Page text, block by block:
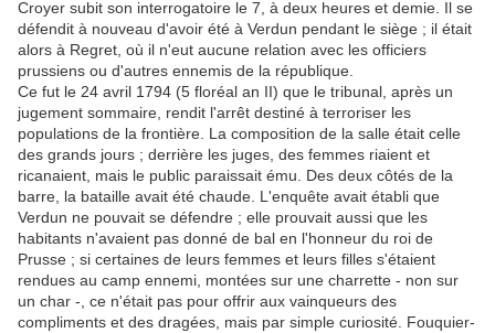
Croyer subit son interrogatoire le 7, à deux heures et demie. Il se
défendit à nouveau d'avoir été à Verdun pendant le siège ; il était
alors à Regret, où il n'eut aucune relation avec les officiers
prussiens ou d'autres ennemis de la république.
Ce fut le 24 avril 1794 (5 floréal an II) que le tribunal, après un
jugement sommaire, rendit l'arrêt destiné à terroriser les
populations de la frontière. La composition de la salle était celle
des grands jours ; derrière les juges, des femmes riaient et
ricanaient, mais le public paraissait ému. Des deux côtés de la
barre, la bataille avait été chaude. L'enquête avait établi que
Verdun ne pouvait se défendre ; elle prouvait aussi que les
habitants n'avaient pas donné de bal en l'honneur du roi de
Prusse ; si certaines de leurs femmes et leurs filles s'étaient
rendues au camp ennemi, montées sur une charrette - non sur
un char -, ce n'était pas pour offrir aux vainqueurs des
compliments et des dragées, mais par simple curiosité. Fouquier-